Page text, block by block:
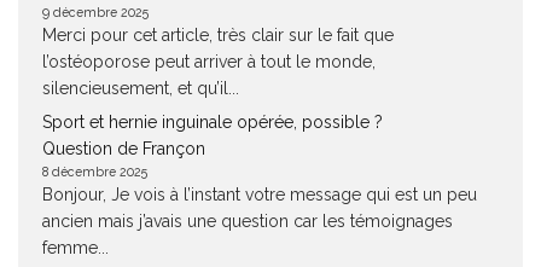
9 décembre 2025
Merci pour cet article, très clair sur le fait que
l’ostéoporose peut arriver à tout le monde,
silencieusement, et qu’il...
Sport et hernie inguinale opérée, possible ?
Question de Françon
8 décembre 2025
Bonjour, Je vois à l’instant votre message qui est un peu
ancien mais j’avais une question car les témoignages
femme...